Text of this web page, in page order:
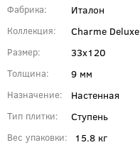
Фабрика Италон
Коллекция Charme Deluxe
Размер 33x120
Толщина 9 мм
Назначение Настенная
Тип плитки Ступень
Вес упаковки 15.8 кг